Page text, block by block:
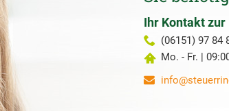
Ihr Kontakt
(06151) 97 84
Mo. - Fr. |